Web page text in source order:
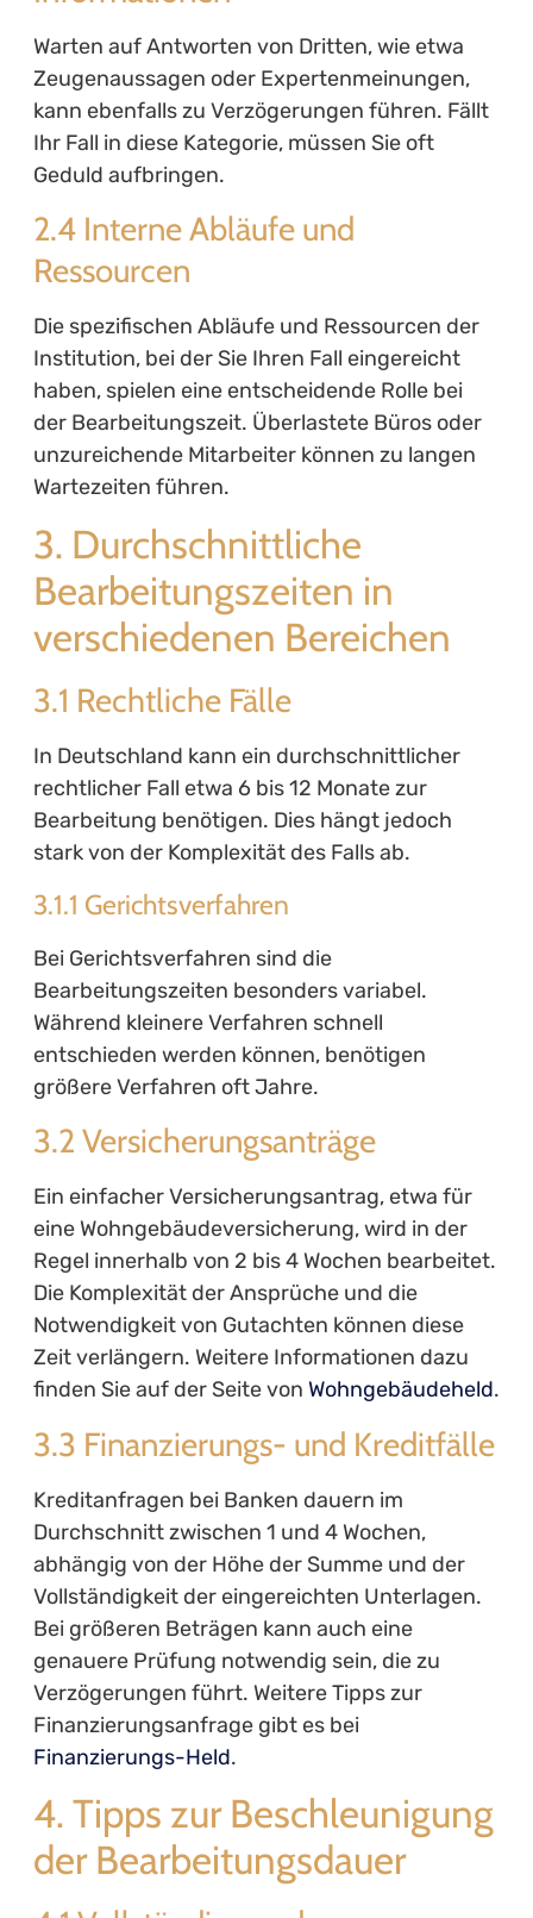
Warten auf Antworten von Dritten, wie etwa
Zeugenaussagen oder Expertenmeinungen,
kann ebenfalls zu Verzögerungen führen. Fällt
Ihr Fall in diese Kategorie, müssen Sie oft
Geduld aufbringen.
2.4 Interne Abläufe und
Ressourcen
Die spezifischen Abläufe und Ressourcen der
Institution, bei der Sie Ihren Fall eingereicht
haben, spielen eine entscheidende Rolle bei
der Bearbeitungszeit. Überlastete Büros oder
unzureichende Mitarbeiter können zu langen
Wartezeiten führen.
3. Durchschnittliche
Bearbeitungszeiten in
verschiedenen Bereichen
3.1 Rechtliche Fälle
In Deutschland kann ein durchschnittlicher
rechtlicher Fall etwa 6 bis 12 Monate zur
Bearbeitung benötigen. Dies hängt jedoch
stark von der Komplexität des Falls ab.
3.1.1 Gerichtsverfahren
Bei Gerichtsverfahren sind die
Bearbeitungszeiten besonders variabel.
Während kleinere Verfahren schnell
entschieden werden können, benötigen
größere Verfahren oft Jahre.
3.2 Versicherungsanträge
Ein einfacher Versicherungsantrag, etwa für
eine Wohngebäudeversicherung, wird in der
Regel innerhalb von 2 bis 4 Wochen bearbeitet.
Die Komplexität der Ansprüche und die
Notwendigkeit von Gutachten können diese
Zeit verlängern. Weitere Informationen dazu
finden Sie auf der Seite von Wohngebäudeheld.
3.3 Finanzierungs- und Kreditfälle
Kreditanfragen bei Banken dauern im
Durchschnitt zwischen 1 und 4 Wochen,
abhängig von der Höhe der Summe und der
Vollständigkeit der eingereichten Unterlagen.
Bei größeren Beträgen kann auch eine
genauere Prüfung notwendig sein, die zu
Verzögerungen führt. Weitere Tipps zur
Finanzierungsanfrage gibt es bei
Finanzierungs-Held.
4. Tipps zur Beschleunigung
der Bearbeitungsdauer